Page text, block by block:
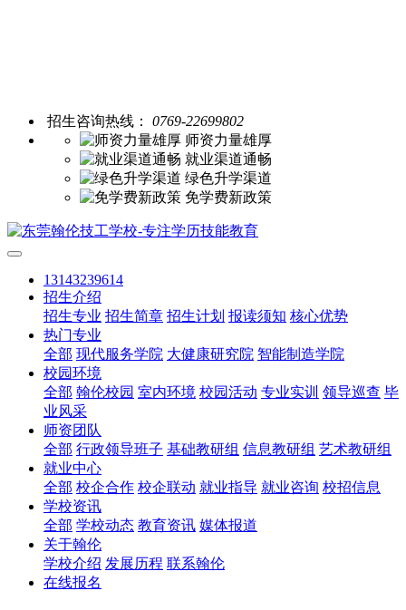
招生咨询热线：
0769-22699802
师资力量雄厚
就业渠道通畅
绿色升学渠道
免学费新政策
13143239614
招生介绍
招生专业 招生简章 招生计划 报读须知 核心优势
热门专业
全部 现代服务学院 大健康研究院 智能制造学院
校园环境
全部 翰伦校园 室内环境 校园活动 专业实训 领导巡查 毕
业风采
师资团队
全部 行政领导班子 基础教研组 信息教研组 艺术教研组
就业中心
全部 校企合作 校企联动 就业指导 就业咨询 校招信息
学校资讯
全部 学校动态 教育资讯 媒体报道
关于翰伦
学校介绍 发展历程 联系翰伦
在线报名